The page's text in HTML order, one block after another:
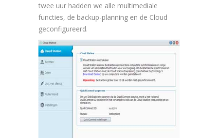
twee uur hadden we alle multimediale
functies, de backup-planning en de Cloud
geconfigureerd.